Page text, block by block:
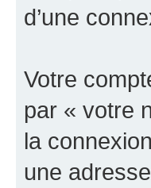
d’une
Votre
par « votre
la
une